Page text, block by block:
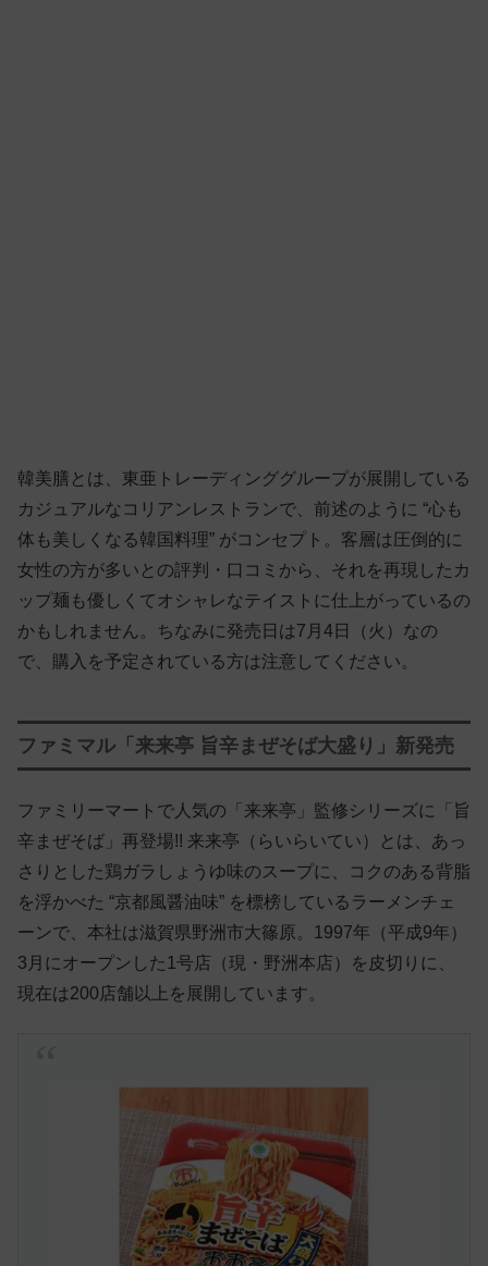
韓美膳とは、東亜トレーディンググループが展開している
カジュアルなコリアンレストランで、前述のように “心も
体も美しくなる韓国料理” がコンセプト。客層は圧倒的に
女性の方が多いとの評判・口コミから、それを再現したカ
ップ麺も優しくてオシャレなテイストに仕上がっているの
かもしれません。ちなみに発売日は7月4日（火）なの
で、購入を予定されている方は注意してください。
ファミマル「来来亭 旨辛まぜそば大盛り」新発売
ファミリーマートで人気の「来来亭」監修シリーズに「旨
辛まぜそば」再登場!! 来来亭（らいらいてい）とは、あっ
さりとした鶏ガラしょうゆ味のスープに、コクのある背脂
を浮かべた “京都風醤油味” を標榜しているラーメンチェ
ーンで、本社は滋賀県野洲市大篠原。1997年（平成9年）
3月にオープンした1号店（現・野洲本店）を皮切りに、
現在は200店舗以上を展開しています。